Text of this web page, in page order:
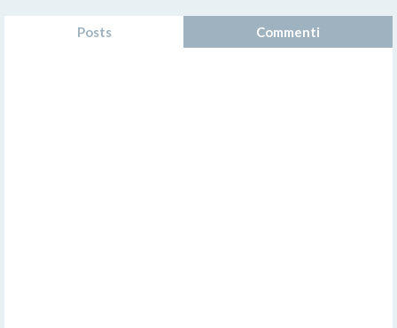
Posts Commenti